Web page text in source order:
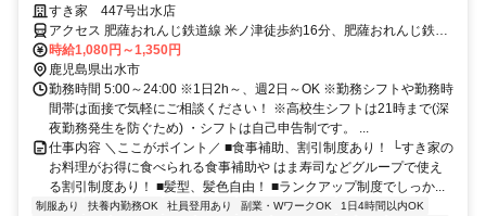
れる職場です◎
すき家 447号出水店
アクセス 肥薩おれんじ鉄道線 米ノ津徒歩約16分、肥薩おれんじ鉄道
線 出水西口徒歩約36分、ＪＲ九州新幹線 出水西口徒歩約36分 447号
線沿い、六月田下交差点近く
時給1,080円～1,350円
鹿児島県出水市
勤務時間 5:00～24:00 ※1日2h～、週2日～OK ※勤務シフトや勤務時
間帯は面接で気軽にご相談ください！ ※高校生シフトは21時まで(深
夜勤務発生を防ぐため) ・シフトは自己申告制です。 ...
仕事内容 ＼ここがポイント／ ■食事補助、割引制度あり！ └すき家の
お料理がお得に食べられる食事補助や はま寿司などグループで使え
る割引制度あり！ ■髪型、髪色自由！ ■ランクアップ制度でしっか...
制服あり 扶養内勤務OK 社員登用あり 副業・WワークOK
1日4時間以内OK